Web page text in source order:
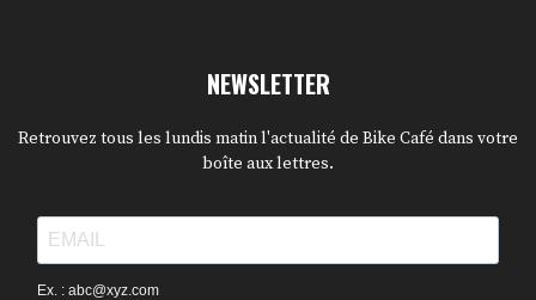
NEWSLETTER
Retrouvez tous les lundis matin l'actualité de Bike Café dans votre
boîte aux lettres.
Ex. : abc@xyz.com